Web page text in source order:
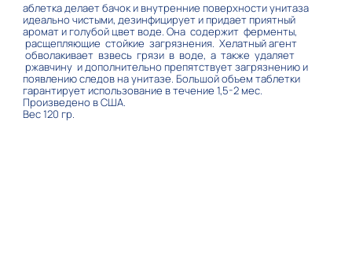
аблетка делает бачок и внутренние поверхности унитаза
идеально чистыми, дезинфицирует и придает приятный
аромат и голубой цвет воде. Она содержит ферменты,
расщепляющие стойкие загрязнения. Хелатный агент
обволакивает взвесь грязи в воде, а также удаляет
ржавчину и дополнительно препятствует загрязнению и
появлению следов на унитазе. Большой объем таблетки
гарантирует использование в течение 1,5-2 мес.
Произведено в США.
Вес 120 гр.